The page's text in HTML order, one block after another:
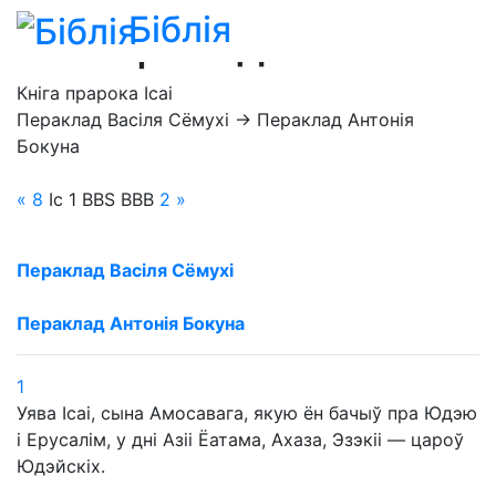
Біблія
Ісаі 1 разьдзел
Кніга прарока Ісаі
Пераклад Васіля Сёмухі → Пераклад Антонія
Бокуна
« 8 Іс 1 BBS BBB 2 »
Пераклад Васіля Сёмухі
Пераклад Антонія Бокуна
1
Уява Ісаі, сына Амосавага, якую ён бачыў пра Юдэю
і Ерусалім, у дні Азіі Ёатама, Ахаза, Эзэкіі — цароў
Юдэйскіх.